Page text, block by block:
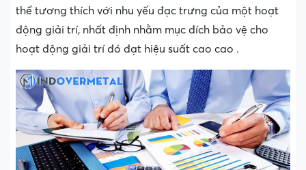
thể tương thích với nhu yếu đạc trưng của một hoạt
động giải trí, nhất định nhằm mục đích bảo vệ cho
hoạt động giải trí đó đạt hiệu suất cao cao .